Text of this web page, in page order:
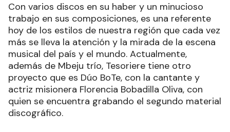
Con varios discos en su haber y un minucioso
trabajo en sus composiciones, es una referente
hoy de los estilos de nuestra región que cada vez
más se lleva la atención y la mirada de la escena
musical del país y el mundo. Actualmente,
además de Mbeju trío, Tesoriere tiene otro
proyecto que es Dúo BoTe, con la cantante y
actriz misionera Florencia Bobadilla Oliva, con
quien se encuentra grabando el segundo material
discográfico.